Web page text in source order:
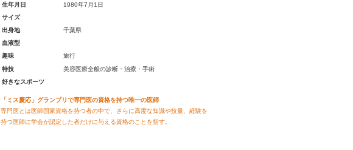
生年月日
1980年7月1日
サイズ
出身地
千葉県
血液型
趣味
旅行
特技
美容医療全般の診断・治療・手術
好きなスポーツ
「ミス慶応」グランプリで専門医の資格を持つ唯一の医師
専門医とは医師国家資格を持つ者の中で、さらに高度な知識や技量、経験を
持つ医師に学会が認定した者だけに与える資格のことを指す。